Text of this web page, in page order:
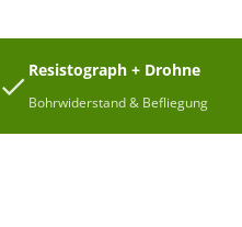
Resistograph + Drohne
Bohrwiderstand & Befliegung